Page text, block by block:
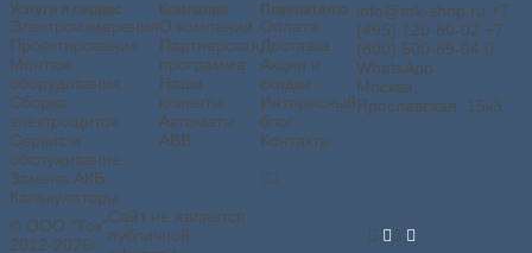
Услуги и сервис
Электроизмерения
Проектирование
Монтаж
оборудования
Сборка
электрощитов
Сервис и
обслуживание
Замена АКБ
Калькуляторы
Компания
О компании
Партнерская
программа
Наши
клиенты
Автоматы
ABB
Покупателю
Оплата
Доставка
Акции и
скидки
Интересный
блог
Контакты
info@tok-shop.ru +7
(495) 120-80-02 +7
(800) 500-89-04
WhatsApp
Москва,
Ярославская, 15к3
© ООО "Ток"
2012-2026г.
Сайт не является
публичной